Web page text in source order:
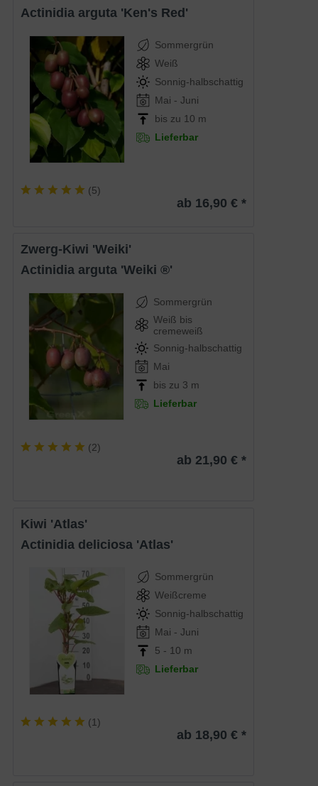
Actinidia arguta 'Ken's Red'
Sommergrün
Weiß
Sonnig-halbschattig
Mai - Juni
bis zu 10 m
Lieferbar
(5)
ab 16,90 € *
Zwerg-Kiwi 'Weiki'
Actinidia arguta 'Weiki ®'
Sommergrün
Weiß bis
cremeweiß
Sonnig-halbschattig
Mai
bis zu 3 m
Lieferbar
(2)
ab 21,90 € *
Kiwi 'Atlas'
Actinidia deliciosa 'Atlas'
Sommergrün
Weißcreme
Sonnig-halbschattig
Mai - Juni
5 - 10 m
Lieferbar
(1)
ab 18,90 € *